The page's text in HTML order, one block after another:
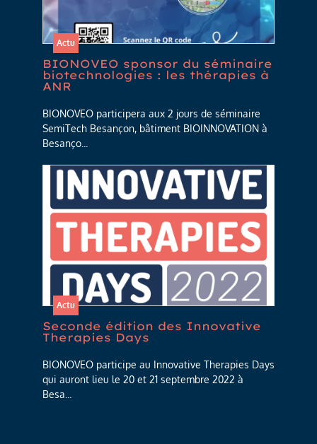
Actu
BIONOVEO sponsor du séminaire
biotechnologies : les thérapies à
ANR
BIONOVEO participera aux 2 jours de séminaire
SemiTech Besançon, bâtiment BIOINNOVATION à
Besanço...
Actu
Seconde édition des Innovative
Therapies Days
BIONOVEO participe au Innovative Therapies Days
qui auront lieu le 20 et 21 septembre 2022 à
Besa...